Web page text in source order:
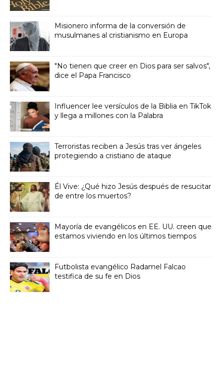
Misionero informa de la conversión de
musulmanes al cristianismo en Europa
"No tienen que creer en Dios para ser salvos",
dice el Papa Francisco
Influencer lee versículos de la Biblia en TikTok
y llega a millones con la Palabra
Terroristas reciben a Jesús tras ver ángeles
protegiendo a cristiano de ataque
Él Vive: ¿Qué hizo Jesús después de resucitar
de entre los muertos?
Mayoría de evangélicos en EE. UU. creen que
estamos viviendo en los últimos tiempos
Futbolista evangélico Radamel Falcao
testifica de su fe en Dios